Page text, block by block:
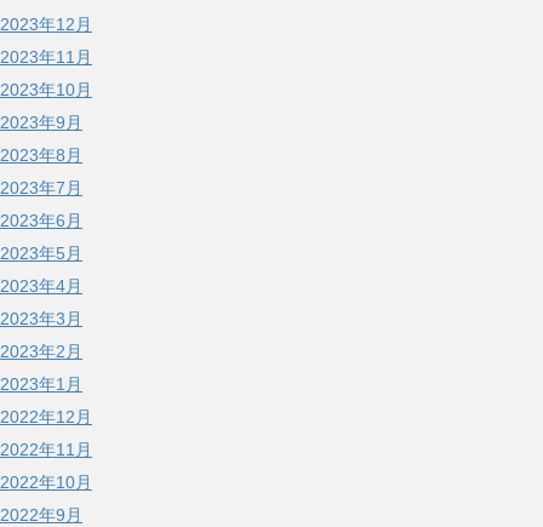
2023年12月
2023年11月
2023年10月
2023年9月
2023年8月
2023年7月
2023年6月
2023年5月
2023年4月
2023年3月
2023年2月
2023年1月
2022年12月
2022年11月
2022年10月
2022年9月